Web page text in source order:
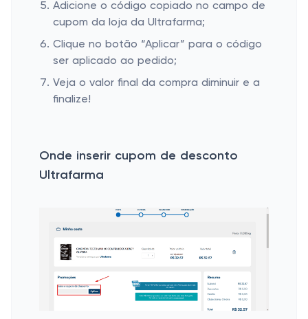
Adicione o código copiado no campo de
cupom da loja da Ultrafarma;
Clique no botão “Aplicar” para o código
ser aplicado ao pedido;
Veja o valor final da compra diminuir e a
finalize!
Onde inserir cupom de desconto
Ultrafarma